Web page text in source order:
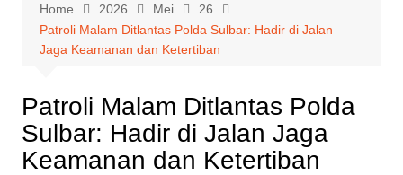
Home 2026 Mei
26
Patroli Malam Ditlantas Polda Sulbar: Hadir di Jalan
Jaga Keamanan dan Ketertiban
Patroli Malam Ditlantas Polda
Sulbar: Hadir di Jalan Jaga
Keamanan dan Ketertiban